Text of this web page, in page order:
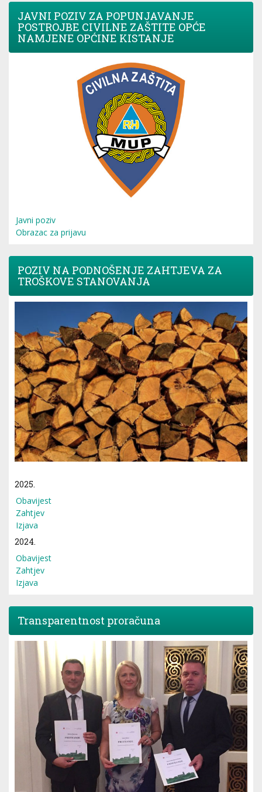
JAVNI POZIV ZA POPUNJAVANJE
POSTROJBE CIVILNE ZAŠTITE OPĆE
NAMJENE OPĆINE KISTANJE
Javni poziv
Obrazac za prijavu
POZIV NA PODNOŠENJE ZAHTJEVA ZA
TROŠKOVE STANOVANJA
2025.
Obavijest
Zahtjev
Izjava
2024.
Obavijest
Zahtjev
Izjava
Transparentnost proračuna